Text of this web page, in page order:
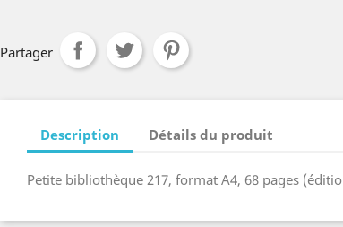
Partager
Description Détails du produit
Petite bibliothèque 217, format A4, 68 pages